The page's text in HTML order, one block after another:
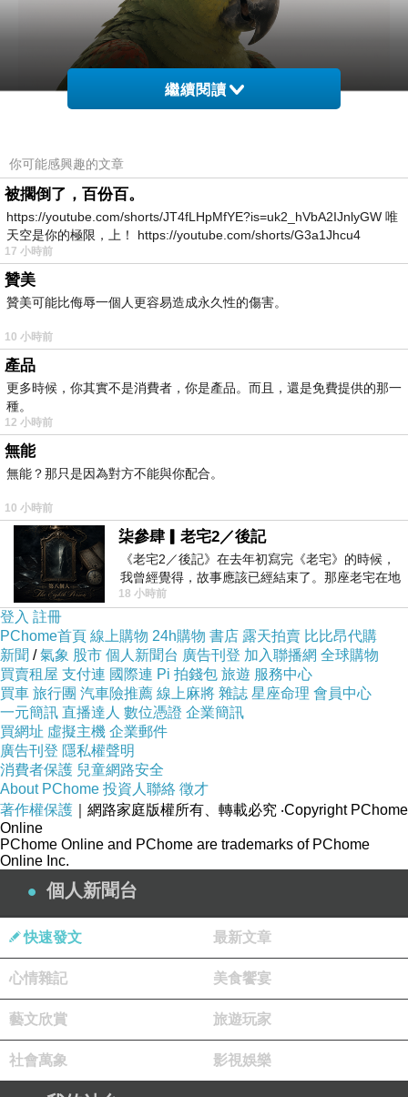
繼續閱讀
你可能感興趣的文章
被擱倒了，百份百。
https://youtube.com/shorts/JT4fLHpMfYE?is=uk2_hVbA2IJnlyGW 唯
天空是你的極限，上！ https://youtube.com/shorts/G3a1Jhcu4
17 小時前
贊美
贊美可能比侮辱一個人更容易造成永久性的傷害。
10 小時前
產品
更多時候，你其實不是消費者，你是產品。而且，還是免費提供的那一
種。
12 小時前
無能
無能？那只是因為對方不能與你配合。
10 小時前
柒參肆▎老宅2／後記
《老宅2／後記》在去年初寫完《老宅》的時候，
我曾經覺得，故事應該已經結束了。那座老宅在地
震中倒塌，七個人終於離開那片黑暗，
18 小時前
登入 註冊
PChome首頁 線上購物 24h購物 書店 露天拍賣 比比昂代購
新聞 /氣象 股市 個人新聞台 廣告刊登 加入聯播網 全球購物
買賣租屋 支付連 國際連 Pi 拍錢包 旅遊 服務中心
買車 旅行團 汽車險推薦 線上麻將 雜誌 星座命理 會員中心
一元簡訊 直播達人 數位憑證 企業簡訊
買網址 虛擬主機 企業郵件
廣告刊登 隱私權聲明
消費者保護 兒童網路安全
About PChome 投資人聯絡 徵才
著作權保護 ｜網路家庭版權所有、轉載必究 ‧Copyright PChome
Online
PChome Online and PChome are trademarks of PChome
Online Inc.
個人新聞台
快速發文 最新文章
心情雜記 美食饗宴
藝文欣賞 旅遊玩家
社會萬象 影視娛樂